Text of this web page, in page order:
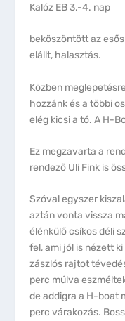
Kalóz EB 3.-4. nap
beköszöntött az
elállt, halasztás.
Közben
hozzánk és a többi
elég kicsi a tó. A H-
Ez megzavarta a
rendező Uli Fink is
Szóval egyszer
aztán vonta vissza
élénkülő csíkos déli
fel, ami jól is nézett
zászlós rajtot
perc múlva
de addigra a H-boat
perc várakozás.